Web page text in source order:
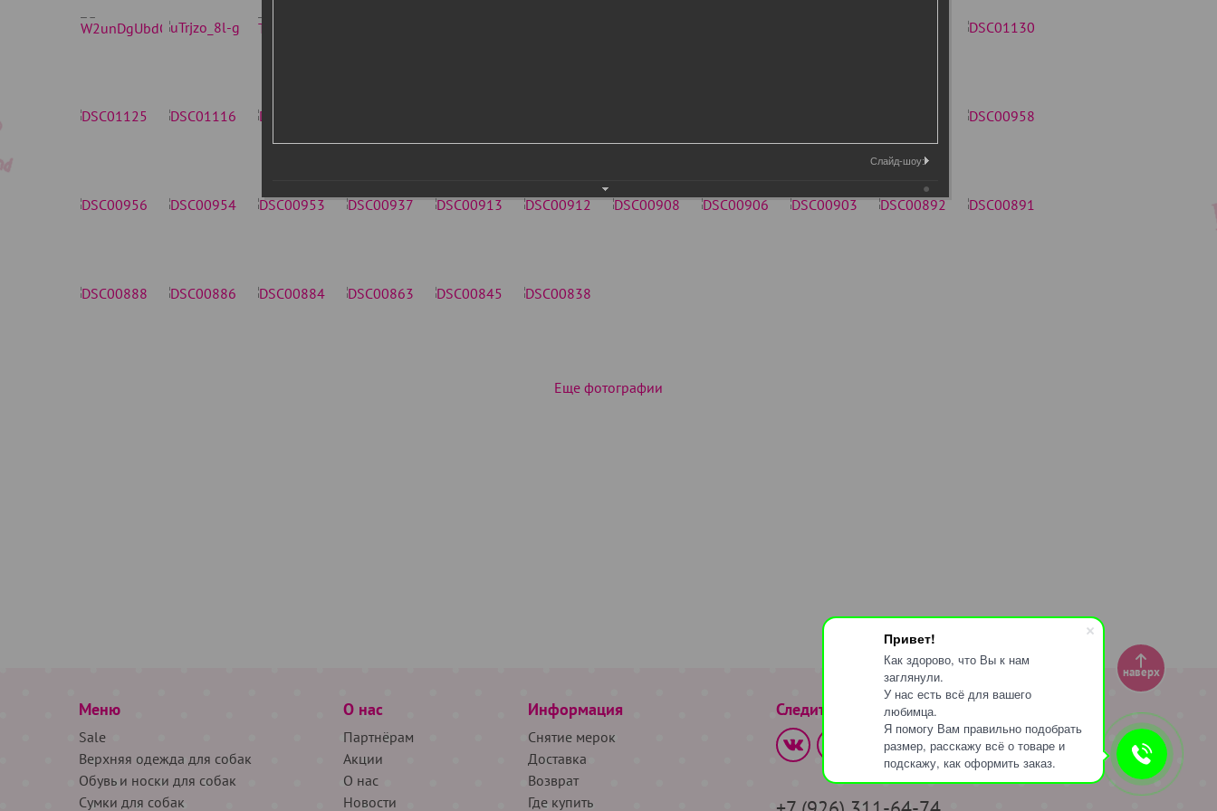
Привет!
Как здорово, что Вы к нам
заглянули.
У нас есть всё для вашего
любимца.
Я помогу Вам правильно подобрать
размер, расскажу всё о товаре и
подскажу, как оформить заказ.
Еще фотографии
Меню
Sale
Верхняя одежда для собак
Обувь и носки для собак
Сумки для собак
О нас
Партнёрам
Акции
О нас
Новости
Информация
Снятие мерок
Доставка
Возврат
Где купить
Следите за нами
наверх
Слайд-шоу: